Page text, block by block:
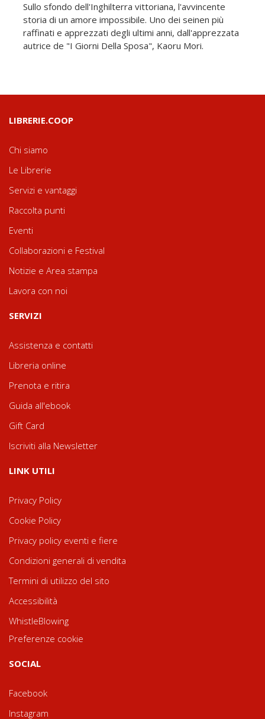
Sullo sfondo dell'Inghilterra vittoriana, l'avvincente
storia di un amore impossibile. Uno dei seinen più
raffinati e apprezzati degli ultimi anni, dall'apprezzata
autrice de "I Giorni Della Sposa", Kaoru Mori.
LIBRERIE.COOP
Chi siamo
Le Librerie
Servizi e vantaggi
Raccolta punti
Eventi
Collaborazioni e Festival
Notizie e Area stampa
Lavora con noi
SERVIZI
Assistenza e contatti
Libreria online
Prenota e ritira
Guida all'ebook
Gift Card
Iscriviti alla Newsletter
LINK UTILI
Privacy Policy
Cookie Policy
Privacy policy eventi e fiere
Condizioni generali di vendita
Termini di utilizzo del sito
Accessibilità
WhistleBlowing
Preferenze cookie
SOCIAL
Facebook
Instagram